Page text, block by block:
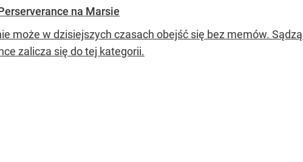
na Marsie
może w dzisiejszych czasach obejść się bez memów.
zalicza się do tej kategorii.